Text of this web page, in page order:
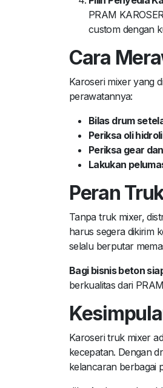
PRAM
custom dengan
Cara
Karoseri mixer yang
perawatannya:
Bilas drum
Periksa oli
Periksa gear
Lakukan
Peran
Tanpa truk mixer,
harus segera dikirim
selalu berputar
Bagi bisnis beton
berkualitas dari
Karoseri truk mixer
kecepatan. Dengan
kelancaran berbagai